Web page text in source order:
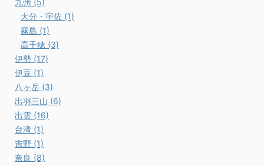
九州 (5)
大分・宇佐 (1)
霧島 (1)
高千穂 (3)
伊勢 (17)
伊豆 (1)
八ヶ岳 (3)
出羽三山 (6)
出雲 (16)
台湾 (1)
吉野 (1)
奈良 (8)